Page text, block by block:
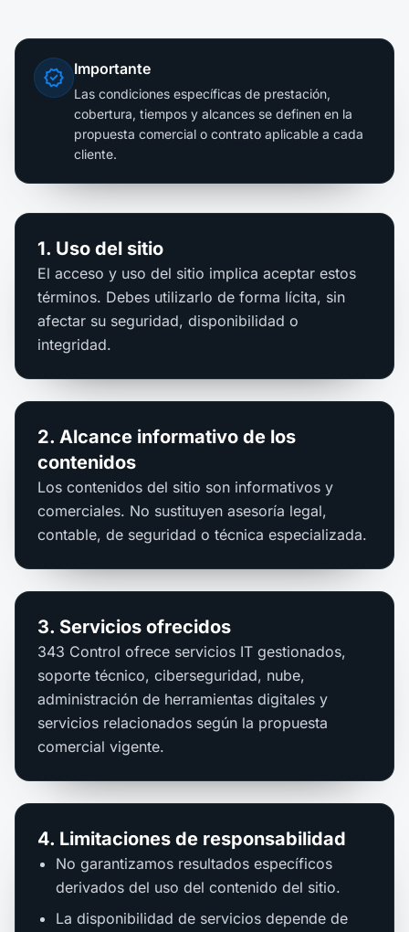
verified Importante
Las condiciones específicas de prestación,
cobertura, tiempos y alcances se definen en la
propuesta comercial o contrato aplicable a cada
cliente.
1. Uso del sitio
El acceso y uso del sitio implica aceptar estos
términos. Debes utilizarlo de forma lícita, sin
afectar su seguridad, disponibilidad o
integridad.
2. Alcance informativo de los
contenidos
Los contenidos del sitio son informativos y
comerciales. No sustituyen asesoría legal,
contable, de seguridad o técnica especializada.
3. Servicios ofrecidos
343 Control ofrece servicios IT gestionados,
soporte técnico, ciberseguridad, nube,
administración de herramientas digitales y
servicios relacionados según la propuesta
comercial vigente.
4. Limitaciones de responsabilidad
No garantizamos resultados específicos
derivados del uso del contenido del sitio.
La disponibilidad de servicios depende de